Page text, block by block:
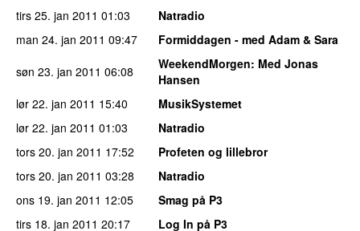
tirs 25. jan 2011 01:03
Natradio
man 24. jan 2011 09:47
Formiddagen - med Adam & Sara
søn 23. jan 2011 06:08 WeekendMorgen: Med Jonas
Hansen
lør 22. jan 2011 15:40
MusikSystemet
lør 22. jan 2011 01:03
Natradio
tors 20. jan 2011 17:52
Profeten og lillebror
tors 20. jan 2011 03:28
Natradio
ons 19. jan 2011 12:05
Smag på P3
tirs 18. jan 2011 20:17 Log In på P3